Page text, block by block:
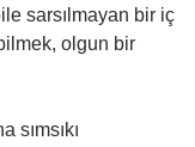
sarsılmayan bir iç
olgun bir
sımsıkı